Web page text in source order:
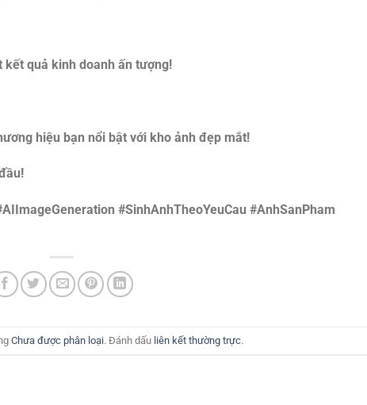
kết quả kinh doanh ấn tượng!
hiệu bạn nổi bật với kho ảnh đẹp mắt!
#SinhAnhTheoYeuCau #AnhSanPham
Chưa được phân loại. Đánh dấu liên kết thường trực.